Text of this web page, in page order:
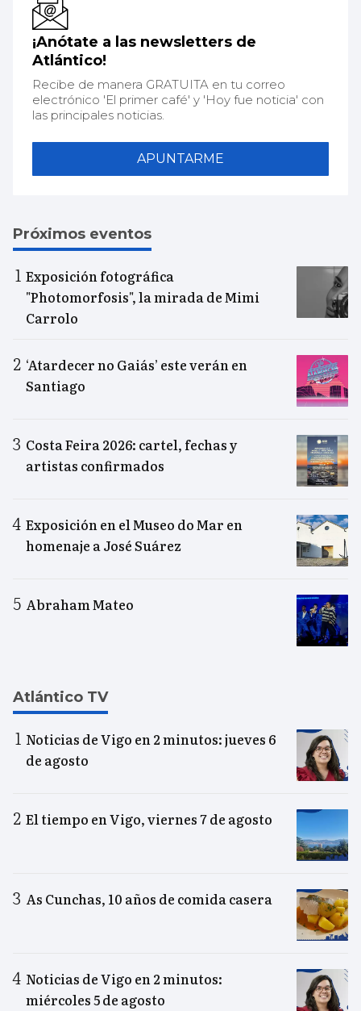
¡Anótate a las newsletters de
Atlántico!
Recibe de manera GRATUITA en tu correo
electrónico 'El primer café' y 'Hoy fue noticia' con
las principales noticias.
APUNTARME
Próximos eventos
Exposición fotográfica
"Photomorfosis", la mirada de Mimi
Carrolo
‘Atardecer no Gaiás’ este verán en
Santiago
Costa Feira 2026: cartel, fechas y
artistas confirmados
Exposición en el Museo do Mar en
homenaje a José Suárez
Abraham Mateo
Atlántico TV
Noticias de Vigo en 2 minutos: jueves 6
de agosto
El tiempo en Vigo, viernes 7 de agosto
As Cunchas, 10 años de comida casera
Noticias de Vigo en 2 minutos:
miércoles 5 de agosto